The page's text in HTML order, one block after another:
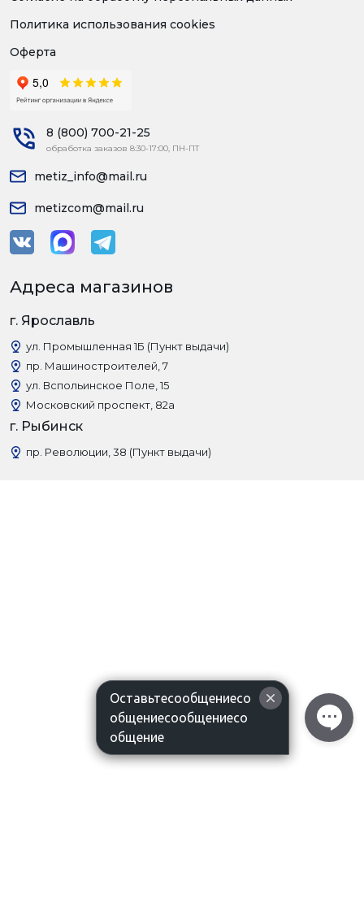
Политика использования cookies
Оферта
8 (800) 700-21-25
обработка заказов 8:30-17:00, ПН-ПТ
metiz_info@mail.ru
metizcom@mail.ru
Адреса магазинов
г. Ярославль
ул. Промышленная 1Б (Пункт выдачи)
пр. Машиностроителей, 7
ул. Вспольинское Поле, 15
Московский проспект, 82а
г. Рыбинск
пр. Революции, 38 (Пункт выдачи)
Оставьтесообщениесо
общениесообщениесо
общение